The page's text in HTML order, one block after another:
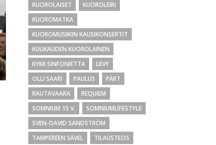
KUOROLAISET
KUOROLEIRI
KUOROMATKA
KUOROMUSIIKIN KAUSIKONSERTIT
KUUKAUDEN KUOROLAINEN
KYMI SINFONIETTA
LEVY
OLLI SAARI
PAULUS
PÄRT
RAUTAVAARA
REQUIEM
SOMNIUM 15 V.
SOMNIUMLIFESTYLE
SVEN-DAVID SANDSTRÖM
TAMPEREEN SÄVEL
TILAUSTEOS